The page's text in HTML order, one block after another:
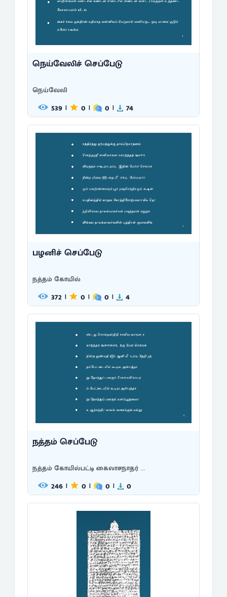
நெய்வேலிச் செப்பேடு
நெய்வேலி
539 | 0 | 0 | 74
பழனிச் செப்பேடு
நத்தம் கோயில்
372 | 0 | 0 | 4
நத்தம் செப்பேடு
நத்தம் கோயில்பட்டி கைலாசநாதர் ...
246 | 0 | 0 | 0